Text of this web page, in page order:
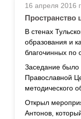
16 апреля 2016
Пространство
В стенах
образования и
благочинных по
Заседание было
Православной
методического
Открыл
Антонов,